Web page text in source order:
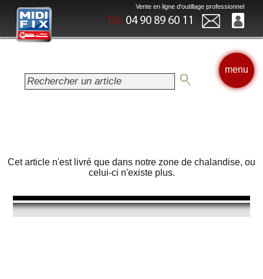
Vente en ligne d'outillage professionnel
Tél. 04 90 89 60 11
menu
Cet article n'est livré que dans notre zone de chalandise, ou
celui-ci n'existe plus.